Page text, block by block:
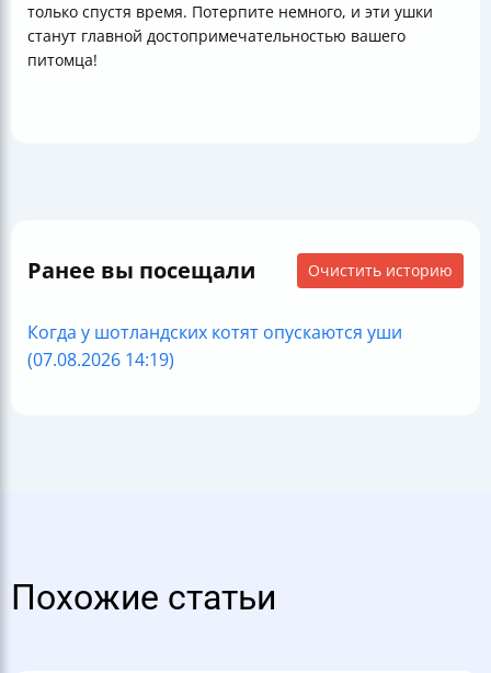
только спустя время. Потерпите немного, и эти ушки
станут главной достопримечательностью вашего
питомца!
Ранее вы посещали Очистить историю
Когда у шотландских котят опускаются уши
(07.08.2026 14:19)
Похожие статьи